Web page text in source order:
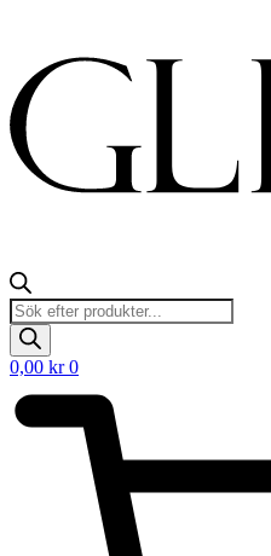
Products
search
0,00 kr 0